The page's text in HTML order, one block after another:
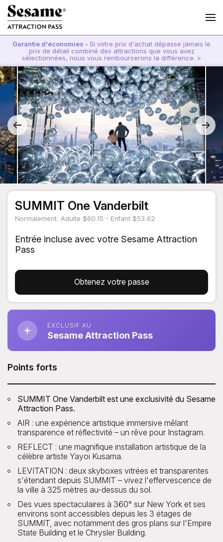
Garantie d'économies - Si votre prix d'achat dépasse jamais le
prix de détail combiné des attractions que vous avez
sélectionnées, nous vous rembourserons la différence. >
SUMMIT One Vanderbilt
Normalement: Adulte $60.15 - Enfant $53.62
Entrée incluse avec votre Sesame Attraction
Pass
Obtenez votre passe
EXCLUSIF AU
Sesame Attraction Pass
Points forts
SUMMIT One Vanderbilt est une exclusivité du Sesame
Attraction Pass.
AIR : une expérience artistique immersive mêlant
transparence et réflectivité – un rêve pour Instagram.
REFLECT : une magnifique installation artistique de la
célèbre artiste Yayoi Kusama.
LEVITATION : deux skyboxes vitrées et transparentes
s'étendant depuis SUMMIT – vivez l'effervescence de
la ville à 325 mètres au-dessus du sol.
Des vues spectaculaires à 360° sur New York et ses
environs sont accessibles depuis les 3 étages de
SUMMIT, avec notamment des gros plans sur l'Empire
State Building et le Chrysler Building.